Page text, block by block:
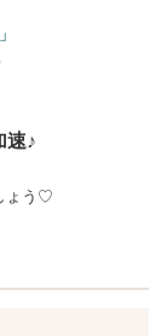
速♪
ょう♡